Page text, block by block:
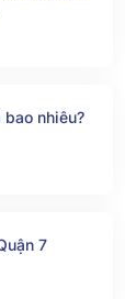
nhiêu?
7